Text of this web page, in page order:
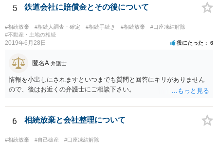
書類を提出されることをおすすめいたします。 なお、お父様の債務が
他にもあるかもしれないというリスクを考えますと、相続放棄の申述
にあたっては、法テラスの無料相談等を利用して弁護士に相談するこ
とも十分考えられるかと存じます。また、ご記載いただいた事実関係
を拝見するかぎり、再婚相手のかたは既に相続放棄をされている可能
5 鉄道会社に賠償金とその後について
#相続放棄 #相続人調査・確定 #相続手続き #相続放棄
#口座凍結解除
#不動産・土地の相続
2019年6月28日 役にたった 6
匿名A 弁護士
情報を小出しにされますといつまでも質問と回答にキリがありません
ので、後はお近くの弁護士にご相談下さい。
6 相続放棄と会社整理について
#相続放棄 #自己破産 #口座凍結解除